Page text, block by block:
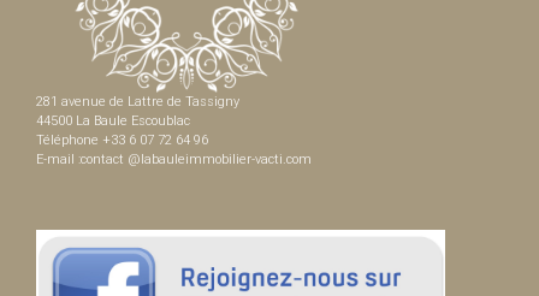
281 avenue de Lattre de Tassigny
44500 La Baule Escoublac
Téléphone +33 6 07 72 64 96
E-mail :contact @labauleimmobilier-vacti.com